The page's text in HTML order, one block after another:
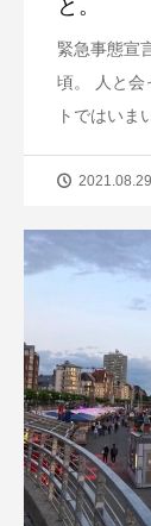
と。
緊急事態宣
頃。 人と会
トではいま
2021.08.29